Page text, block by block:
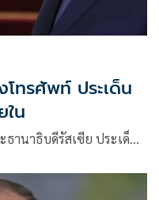
โทรศัพท์ ประเด็น
น
านาธิบดีรัสเซีย ประเด็…